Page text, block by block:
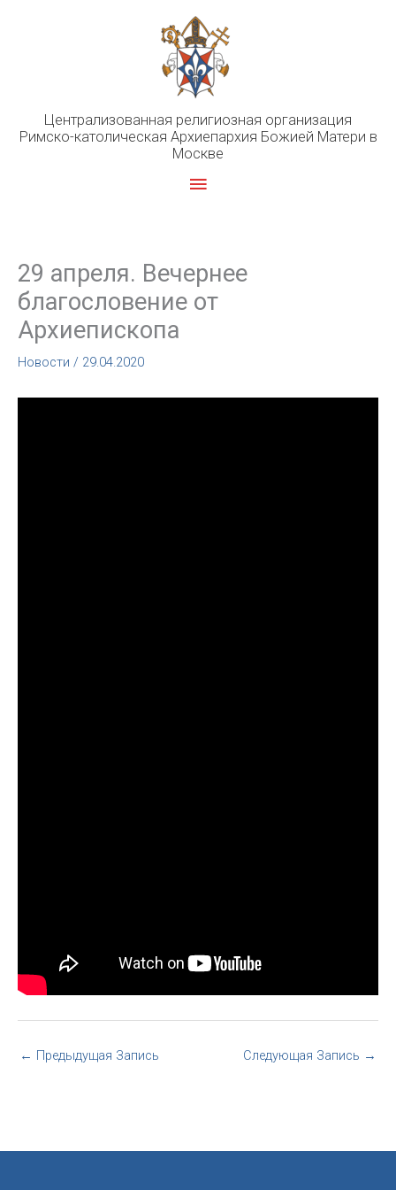
Централизованная религиозная организация
Римско-католическая Архиепархия Божией Матери в
Москве
Главное
29 апреля. Вечернее
благословение от
Архиепископа
Новости / 29.04.2020
← Предыдущая Запись Следующая Запись →